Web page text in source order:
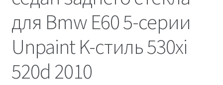
Отзывы
Контакты
для Bmw E60 5-серии
Unpaint K-стиль 530xi
520d 2010